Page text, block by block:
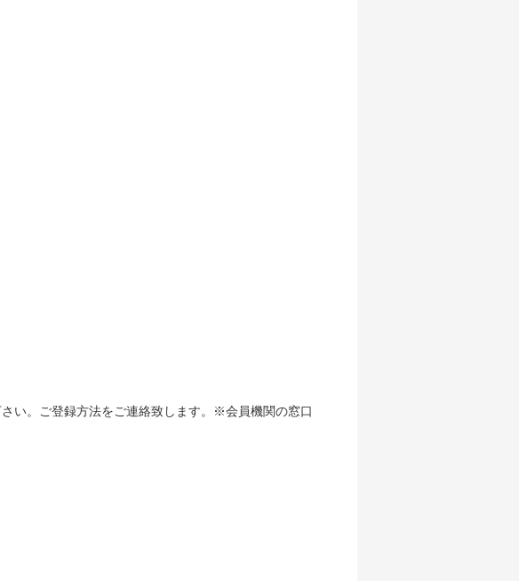
い。ご登録方法をご連絡致します。※会員機関の窓口